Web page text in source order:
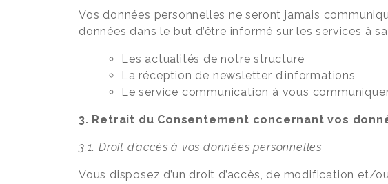
Vos données personnelles ne seront jamais
données dans le but d’être informé sur les services à
Les actualités de notre structure
La réception de newsletter d’informations
Le service communication à vous
3. Retrait du Consentement concernant vos
3.1. Droit d’accès à vos données personnelles
Vous disposez d’un droit d’accès, de modification et/